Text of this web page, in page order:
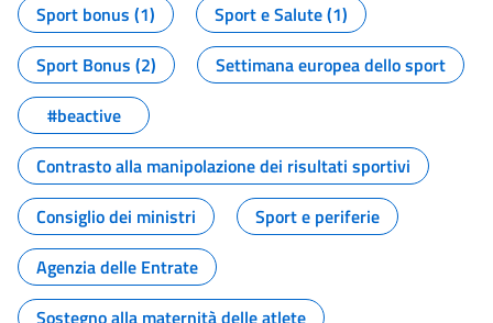
Sport bonus (1)
Sport e Salute (1)
Sport Bonus (2)
Settimana europea dello sport
#beactive
Contrasto alla manipolazione dei risultati sportivi
Consiglio dei ministri
Sport e periferie
Agenzia delle Entrate
Sostegno alla maternità delle atlete